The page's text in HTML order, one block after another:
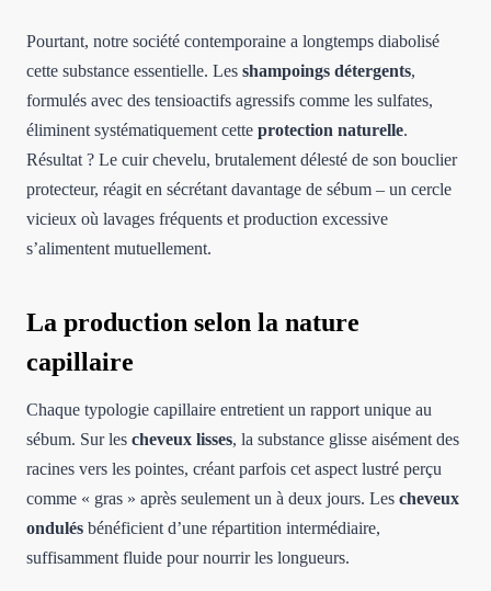
Pourtant, notre société contemporaine a longtemps diabolisé
cette substance essentielle. Les shampoings détergents,
formulés avec des tensioactifs agressifs comme les sulfates,
éliminent systématiquement cette protection naturelle.
Résultat ? Le cuir chevelu, brutalement délesté de son bouclier
protecteur, réagit en sécrétant davantage de sébum – un cercle
vicieux où lavages fréquents et production excessive
s’alimentent mutuellement.
La production selon la nature
capillaire
Chaque typologie capillaire entretient un rapport unique au
sébum. Sur les cheveux lisses, la substance glisse aisément des
racines vers les pointes, créant parfois cet aspect lustré perçu
comme « gras » après seulement un à deux jours. Les cheveux
ondulés bénéficient d’une répartition intermédiaire,
suffisamment fluide pour nourrir les longueurs.